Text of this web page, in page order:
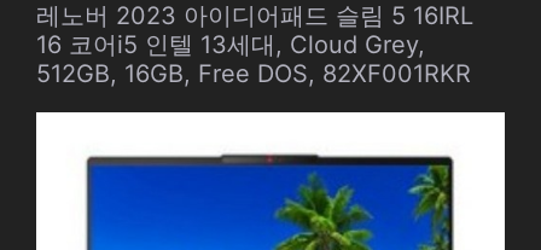
레노버 2023 아이디어패드 슬림 5 16IRL
16 코어i5 인텔 13세대, Cloud Grey,
512GB, 16GB, Free DOS, 82XF001RKR